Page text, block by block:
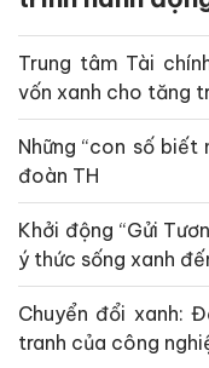
Trung tâm Tài
vốn xanh cho tăng
Những “con số biết
đoàn TH
Khởi động “Gửi
ý thức sống xanh
Chuyển đổi xanh:
tranh của công